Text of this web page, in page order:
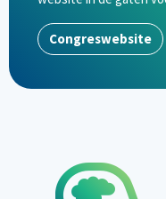
Congreswebsite